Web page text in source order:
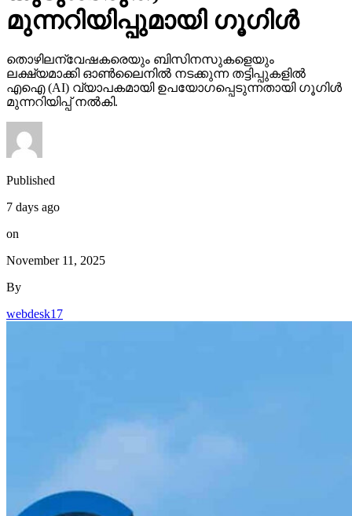
മുന്നറിയിപ്പുമായി ഗൂഗിള്‍
തൊഴിലന്വേഷകരെയും ബിസിനസുകളെയും
ലക്ഷ്യമാക്കി ഓണ്‍ലൈനില്‍ നടക്കുന്ന തട്ടിപ്പുകളില്‍
എഐ (AI) വ്യാപകമായി ഉപയോഗപ്പെടുന്നതായി ഗൂഗിള്‍
മുന്നറിയിപ്പ് നല്‍കി.
Published
7 days ago
on
November 11, 2025
By
webdesk17